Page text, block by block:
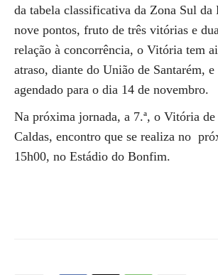
da tabela classificativa da Zona Sul
nove pontos, fruto de três vitórias e
relação à concorrência, o Vitória tem
atraso, diante do União de Santarém, e
agendado para o dia 14 de novembro.
Na próxima jornada, a 7.ª, o Vitória de
Caldas, encontro que se realiza no
15h00, no Estádio do Bonfim.